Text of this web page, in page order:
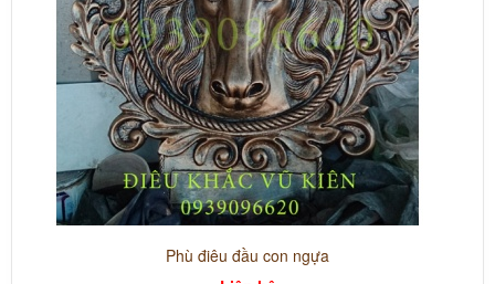
Phù điêu đầu con ngựa